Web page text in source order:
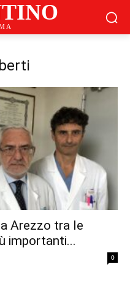
Arezzo tra le
importanti...
0